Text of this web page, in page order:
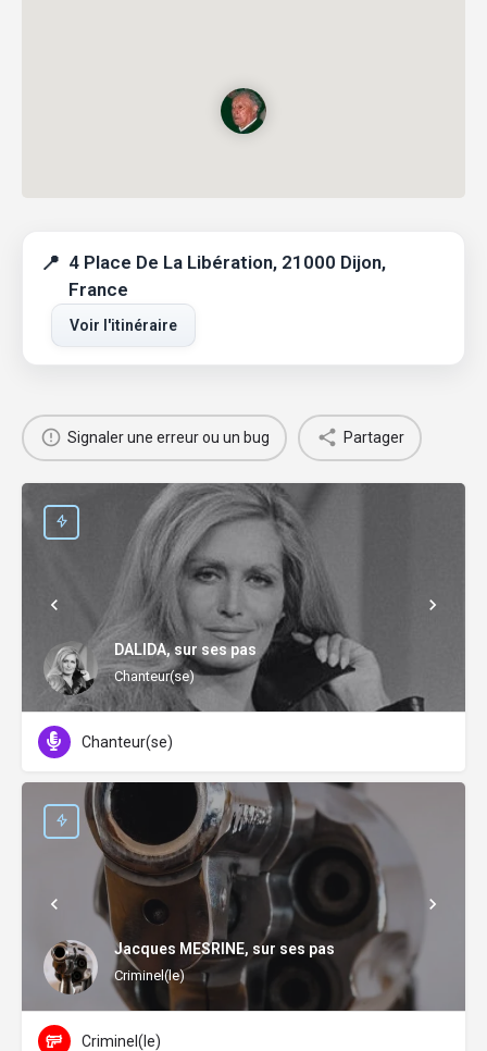
4 Place De La Libération, 21000 Dijon,
France
Voir l'itinéraire
Signaler une erreur ou un bug Partager
DALIDA, sur ses pas
Chanteur(se)
Chanteur(se)
Jacques MESRINE, sur ses pas
Criminel(le)
Criminel(le)